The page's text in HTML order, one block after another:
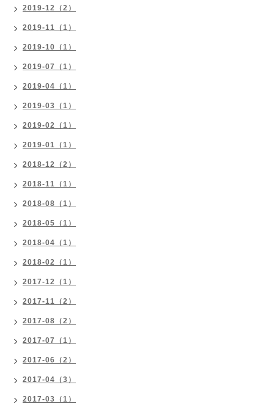
2019-12（2）
2019-11（1）
2019-10（1）
2019-07（1）
2019-04（1）
2019-03（1）
2019-02（1）
2019-01（1）
2018-12（2）
2018-11（1）
2018-08（1）
2018-05（1）
2018-04（1）
2018-02（1）
2017-12（1）
2017-11（2）
2017-08（2）
2017-07（1）
2017-06（2）
2017-04（3）
2017-03（1）